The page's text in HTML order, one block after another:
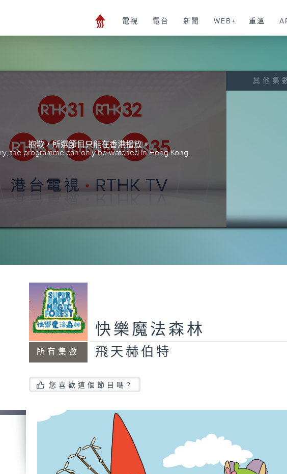
電視 電台 新聞 WEB+ 重溫
抱歉，所選節目只能在香港播放。
the programme can only be watched in Hong Kong.
其他集
所有集數
快樂魔法森林
飛天赫伯特
您喜歡這個節目嗎?